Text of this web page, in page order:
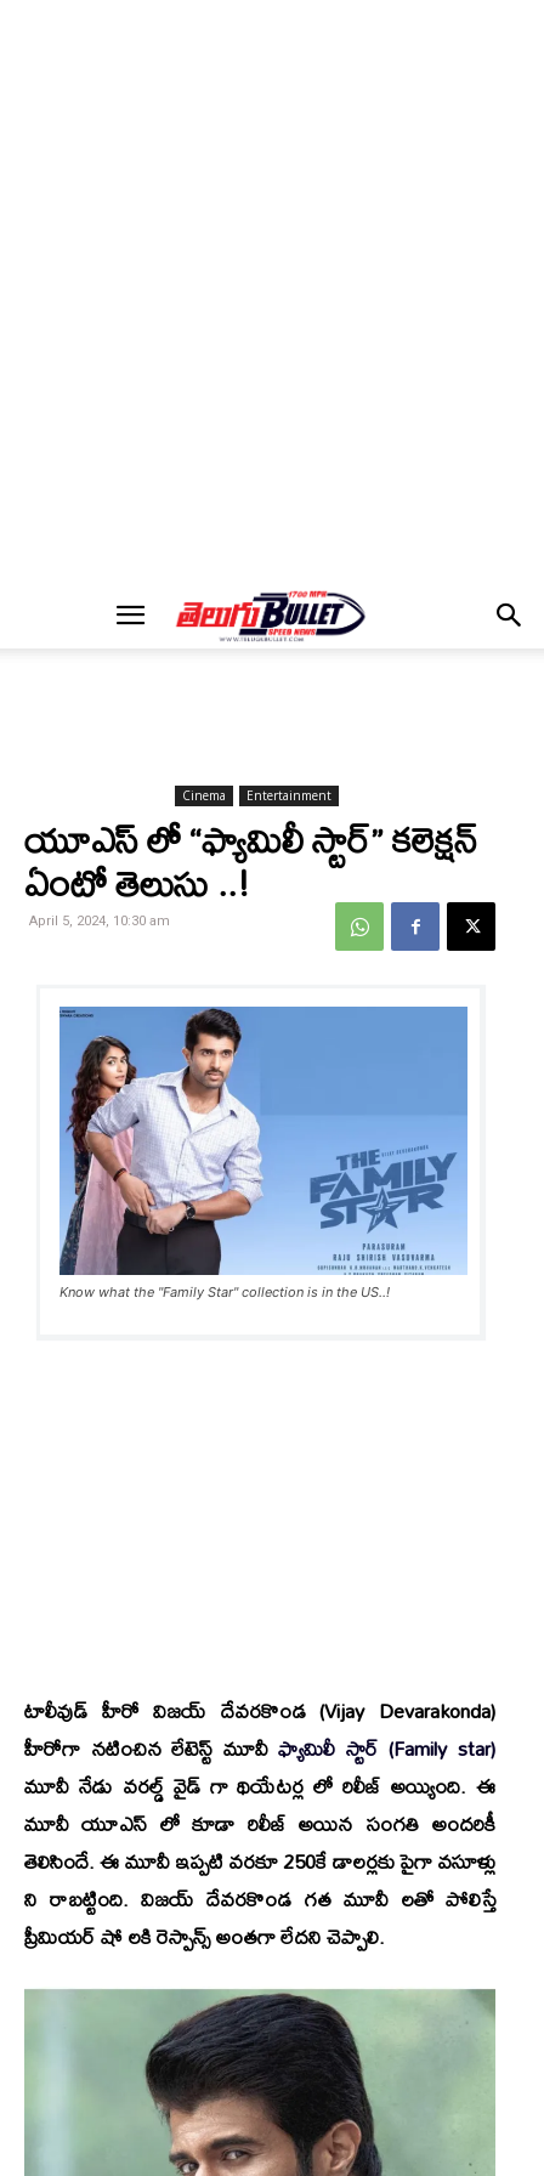
Cinema Entertainment
యూఎస్ లో “ఫ్యామిలీ స్టార్” కలెక్షన్
ఏంటో తెలుసు ..!
April 5, 2024, 10:30 am
Know what the "Family Star" collection is in the US..!
టాలీవుడ్ హీరోవిజయ్ దేవరకొండ (Vijay Devarakonda)
హీరోగా నటించిన లేటెస్ట్ మూవీఫ్యామిలీ స్టార్ (Family star)
మూవీ నేడు వరల్డ్ వైడ్ గా థియేటర్ల లో రిలీజ్ అయ్యింది. ఈ
మూవీ యూఎస్ లో కూడా రిలీజ్ అయిన సంగతి అందరికీ
తెలిసిందే. ఈ మూవీ ఇప్పటి వరకూ 250కే డాలర్లకు పైగా వసూళ్లు
ని రాబట్టింది. విజయ్ దేవరకొండ గత మూవీ లతో పోలిస్తే
ప్రీమియర్ షో లకి రెస్పాన్స్ అంతగా లేదని చెప్పాలి.